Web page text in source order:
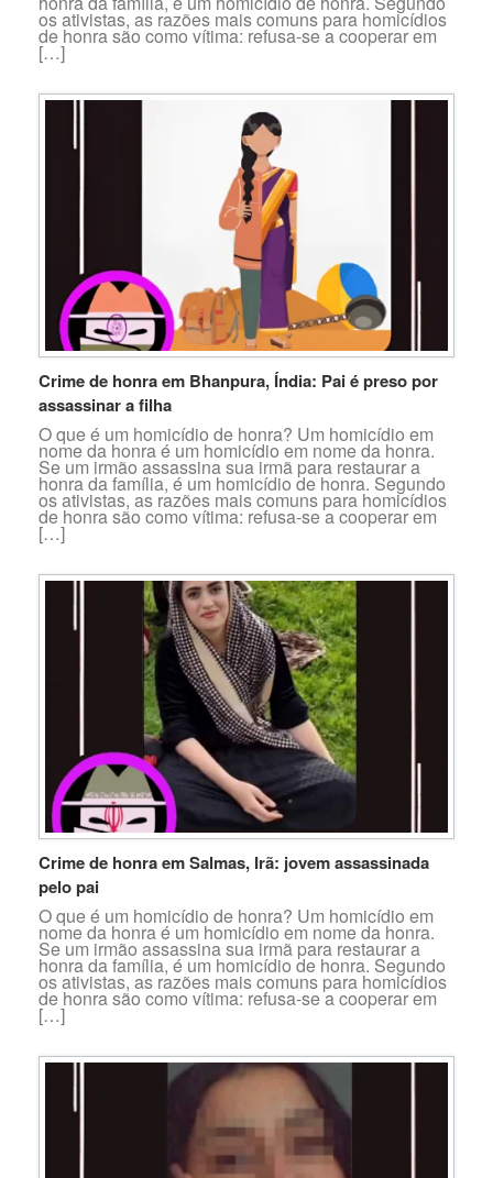
os ativistas, as razões mais comuns para homicídios
de honra são como vítima: refusa-se a cooperar em
[…]
Crime de honra em Bhanpura, Índia: Pai é preso por
assassinar a filha
O que é um homicídio de honra? Um homicídio em
nome da honra é um homicídio em nome da honra.
Se um irmão assassina sua irmã para restaurar a
honra da família, é um homicídio de honra. Segundo
os ativistas, as razões mais comuns para homicídios
de honra são como vítima: refusa-se a cooperar em
[…]
Crime de honra em Salmas, Irã: jovem assassinada
pelo pai
O que é um homicídio de honra? Um homicídio em
nome da honra é um homicídio em nome da honra.
Se um irmão assassina sua irmã para restaurar a
honra da família, é um homicídio de honra. Segundo
os ativistas, as razões mais comuns para homicídios
de honra são como vítima: refusa-se a cooperar em
[…]